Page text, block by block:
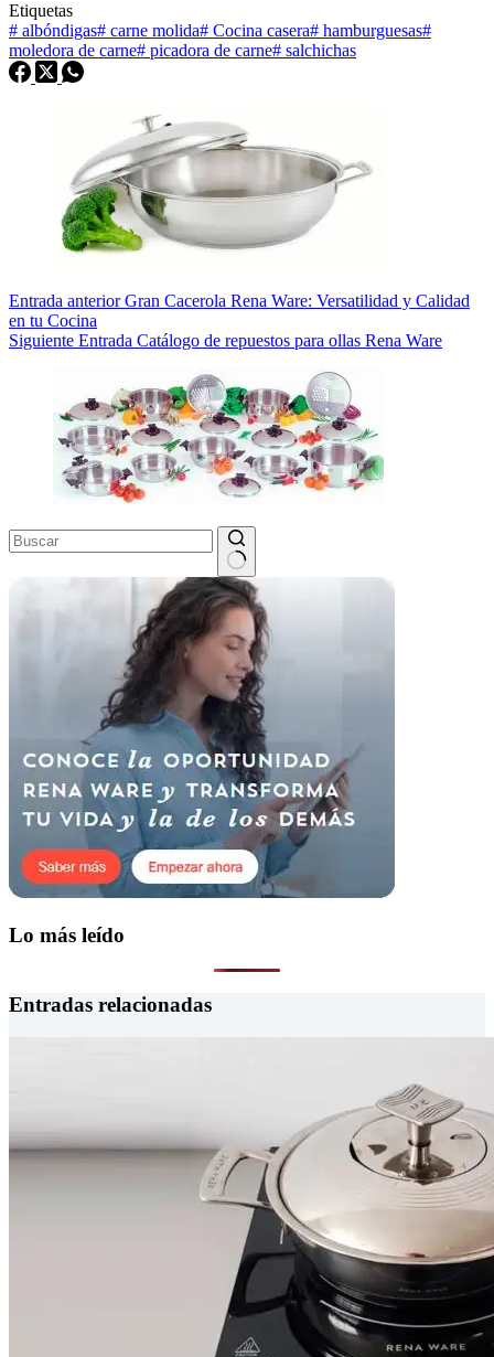
Etiquetas
# albóndigas# carne molida# Cocina casera# hamburguesas#
moledora de carne# picadora de carne# salchichas
Entrada anteriorGran Cacerola Rena Ware: Versatilidad y Calidad
en tu Cocina
Siguiente Entrada Catálogo de repuestos para ollas Rena Ware
Lo más leído
Entradas relacionadas